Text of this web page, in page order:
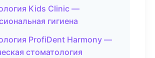
Kids Clinic —
гигиена
ProfiDent Harmony —
стоматология